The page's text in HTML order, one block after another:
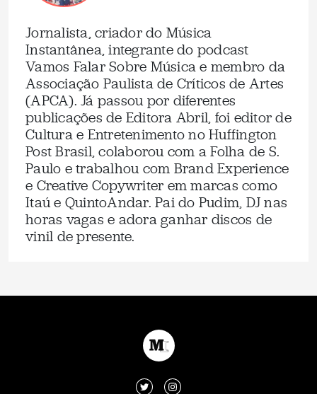
Jornalista, criador do Música
Instantânea, integrante do podcast
Vamos Falar Sobre Música e membro da
Associação Paulista de Críticos de Artes
(APCA). Já passou por diferentes
publicações de Editora Abril, foi editor de
Cultura e Entretenimento no Huffington
Post Brasil, colaborou com a Folha de S.
Paulo e trabalhou com Brand Experience
e Creative Copywriter em marcas como
Itaú e QuintoAndar. Pai do Pudim, DJ nas
horas vagas e adora ganhar discos de
vinil de presente.